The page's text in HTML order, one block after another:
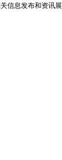
信息发布和资讯